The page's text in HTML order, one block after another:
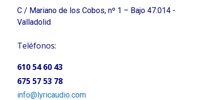
C / Mariano de los Cobos, nº 1 – Bajo 47.014 -
Valladolid
Teléfonos:
610 54 60 43
675 57 53 78
info@lyricaudio.com